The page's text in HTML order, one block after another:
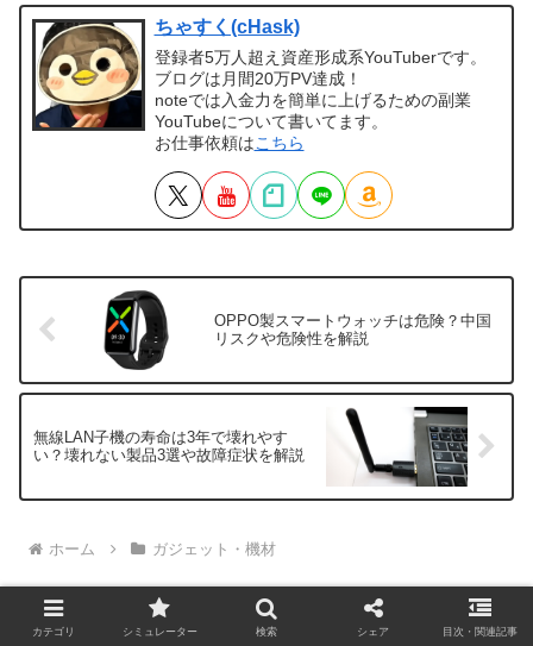
ちゃすく(cHask)
登録者5万人超え資産形成系YouTuberです。
ブログは月間20万PV達成！
noteでは入金力を簡単に上げるための副業
YouTubeについて書いてます。
お仕事依頼はこちら
OPPO製スマートウォッチは危険？中国
リスクや危険性を解説
無線LAN子機の寿命は3年で壊れやす
い？壊れない製品3選や故障症状を解説
ホーム ガジェット・機材
カテゴリ シミュレーター 検索 シェア 目次・関連記事